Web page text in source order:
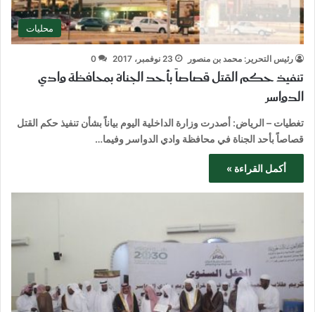
محليات
رئيس التحرير: محمد بن منصور 23 نوفمبر، 2017 0
تنفيذ حكم القتل قصاصاً بأحد الجناة بمحافظة وادي
الدواسر
تغطيات – الرياض: أصدرت وزارة الداخلية اليوم بياناً بشأن تنفيذ حكم القتل
قصاصاً بأحد الجناة في محافظة وادي الدواسر وفيما…
أكمل القراءة »